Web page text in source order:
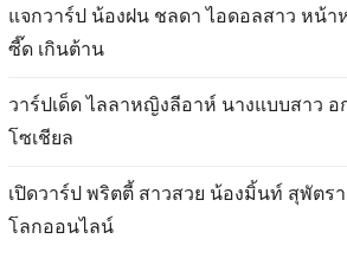
แจกวาร์ป น้องฝน ชลดา ไอดอลสาว หน้
ซี๊ด เกินต้าน
วาร์ปเด็ด ไลลาหญิงลีอาห์ นางแบบสาว
โซเชียล
เปิดวาร์ป พริตตี้ สาวสวย น้องมิ้นท์ สุพัตร
โลกออนไลน์